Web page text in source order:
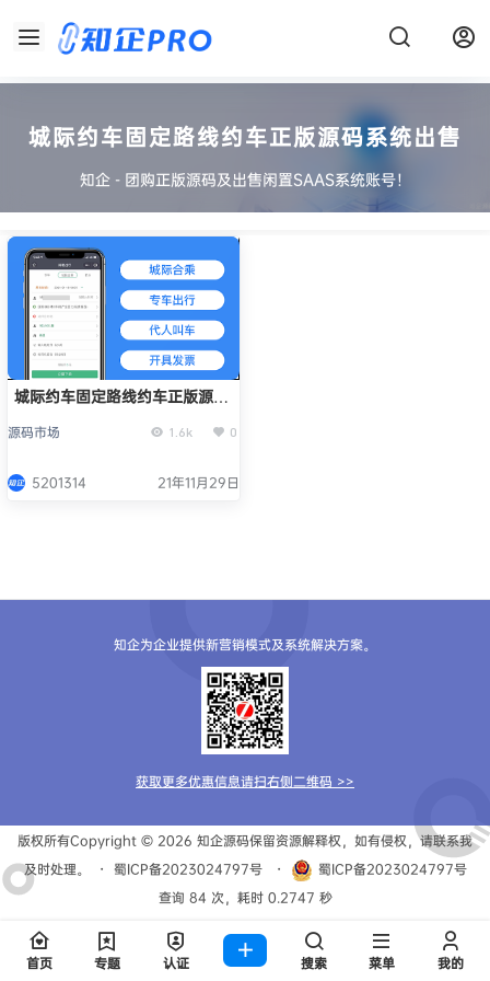
城际约车固定路线约车正版源码系统出售
知企 - 团购正版源码及出售闲置SAAS系统账号！
城际约车固定路线约车正版源码
源码市场 1.6k 0
5201314 21年11月29日
知企为企业提供新营销模式及系统解决方案。
获取更多优惠信息请扫右侧二维码 >>
版权所有Copyright © 2026 知企源码保留资源解释权，如有侵权，请联系我
及时处理。
・ 蜀ICP备2023024797号 ・
蜀ICP备2023024797号
查询 84 次，耗时 0.2747 秒
首页 专题 认证 搜索 菜单 我的